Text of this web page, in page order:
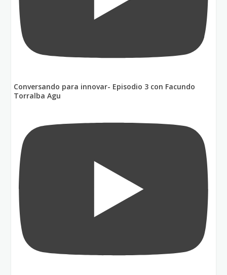
Conversando para innovar- Episodio 3 con Facundo
Torralba Agu